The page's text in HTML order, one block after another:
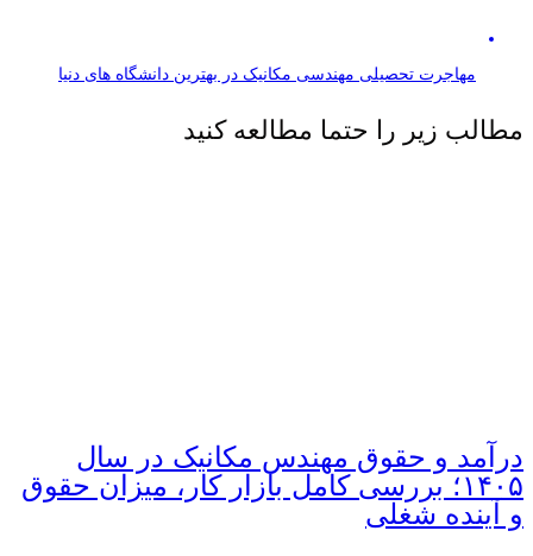
مهاجرت تحصیلی مهندسی مکانیک در بهترین دانشگاه های دنیا
مطالب زیر را حتما مطالعه کنید
درآمد و حقوق مهندس مکانیک در سال
۱۴۰۵؛ بررسی کامل بازار کار، میزان حقوق
و آینده شغلی